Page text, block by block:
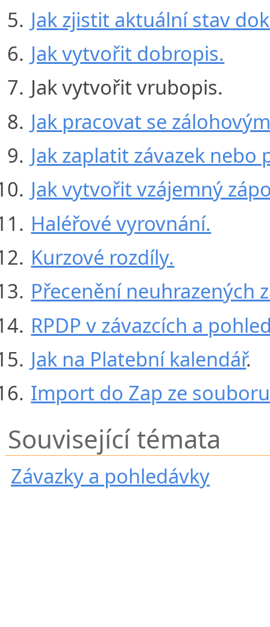
Jak zjistit aktuální stav
Jak vytvořit dobropis.
Jak vytvořit vrubopis.
Jak pracovat se
Jak zaplatit závazek nebo
Jak vytvořit vzájemný
Haléřové vyrovnání.
Kurzové rozdíly.
Přecenění neuhrazených
RPDP v závazcích a
Jak na Platební kalendář.
Import do Zap ze souboru
Související témata
Závazky a pohledávky